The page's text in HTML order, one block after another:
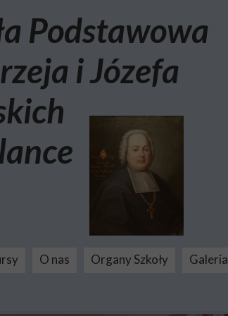
O nas Organy Szkoły Galeria
Podstawowa
i Józefa